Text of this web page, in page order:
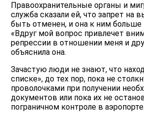
Правоохранительные органы и
служба сказали ей, что запрет на
быть отменен, и она к ним больше
«Вдруг мой вопрос привлечет
репрессии в отношении меня и
объяснила она.
Зачастую люди не знают, что
списке», до тех пор, пока не
проволочками при получении
документов или пока их не
пограничном контроле в аэропорте.